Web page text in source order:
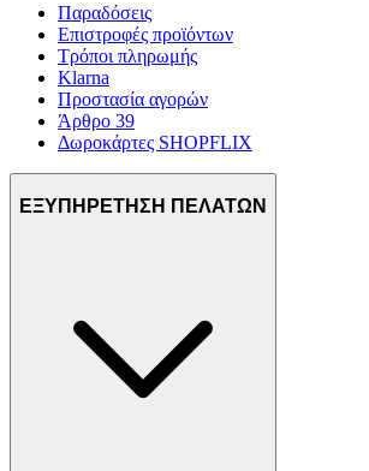
Παραδόσεις
Επιστροφές προϊόντων
Τρόποι πληρωμής
Klarna
Προστασία αγορών
Άρθρο 39
Δωροκάρτες SHOPFLIX
ΕΞΥΠΗΡΕΤΗΣΗ ΠΕΛΑΤΩΝ